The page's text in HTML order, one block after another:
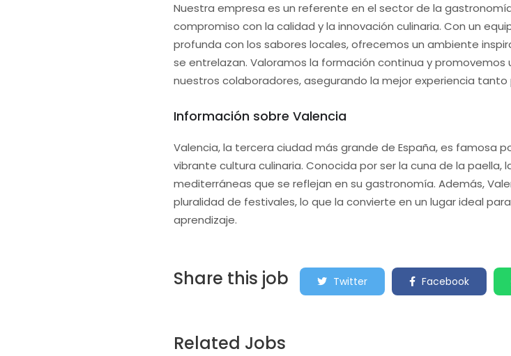
Nuestra empresa es un referente en el sector de la
compromiso con la calidad y la innovación culinaria. Con un
profunda con los sabores locales, ofrecemos un ambiente
se entrelazan. Valoramos la formación continua y
nuestros colaboradores, asegurando la mejor experiencia
Información sobre Valencia
Valencia, la tercera ciudad más grande de España, es famosa
vibrante cultura culinaria. Conocida por ser la cuna de la
mediterráneas que se reflejan en su gastronomía. Además,
pluralidad de festivales, lo que la convierte en un lugar ideal
aprendizaje.
Share this job Twitter Facebook
Related Jobs